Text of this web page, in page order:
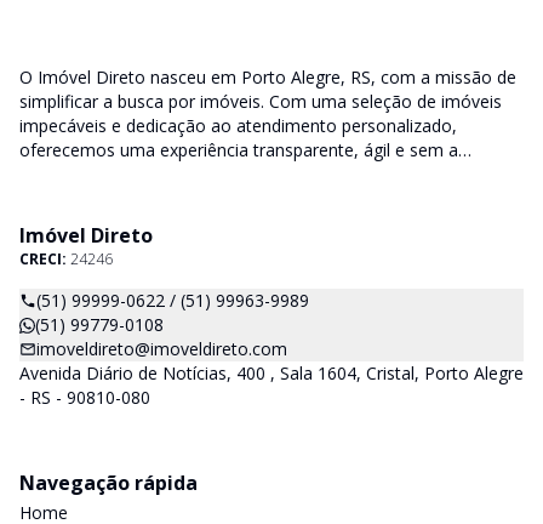
O Imóvel Direto nasceu em Porto Alegre, RS, com a missão de
simplificar a busca por imóveis. Com uma seleção de imóveis
impecáveis e dedicação ao atendimento personalizado,
oferecemos uma experiência transparente, ágil e sem a
Imóvel Direto
CRECI: 24246
(51) 99999-0622 / (51) 99963-9989
(51) 99779-0108
imoveldireto@imoveldireto.com
Avenida Diário de Notícias, 400 , Sala 1604, Cristal, Porto Alegre
- RS - 90810-080
Navegação rápida
Home